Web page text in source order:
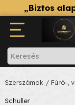
„Biztos
Szerszámok / Fúró-,
Schuller